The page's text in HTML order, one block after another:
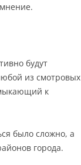
будут
из смотровых
к
было сложно, а
города.